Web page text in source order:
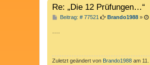
Re: „Die 12 Prüfungen…“
Beitrag: # 77521 B
g
Brando1988»
....
Zuletzt geändert von Brando1988 am